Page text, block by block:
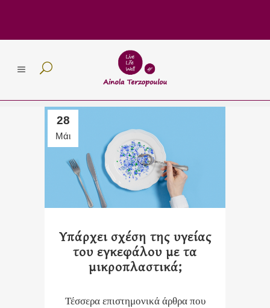
28
Μάι
Υπάρχει σχέση της υγείας
του εγκεφάλου με τα
μικροπλαστικά;
Τέσσερα επιστημονικά άρθρα που